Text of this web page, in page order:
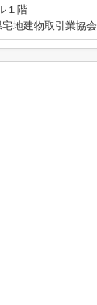
１階
宅地建物取引業協会